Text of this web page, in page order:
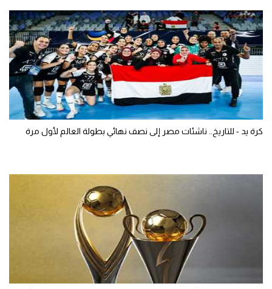
كرة يد - للتاريخ.. ناشئات مصر إلى نصف نهائي بطولة العالم لأول مرة